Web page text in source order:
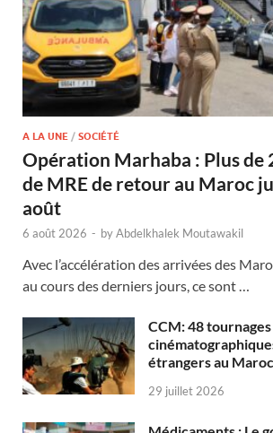
A LA UNE / SOCIÉTÉ
Opération Marhaba : Plus de
de MRE de retour au Maroc
août
6 août 2026 - byAbdelkhalek Moutawakil
Avec l’accélération des arrivées des
au cours des derniers jours, ce sont …
CCM: 48 tournages
étrangers au
29 juillet 2026